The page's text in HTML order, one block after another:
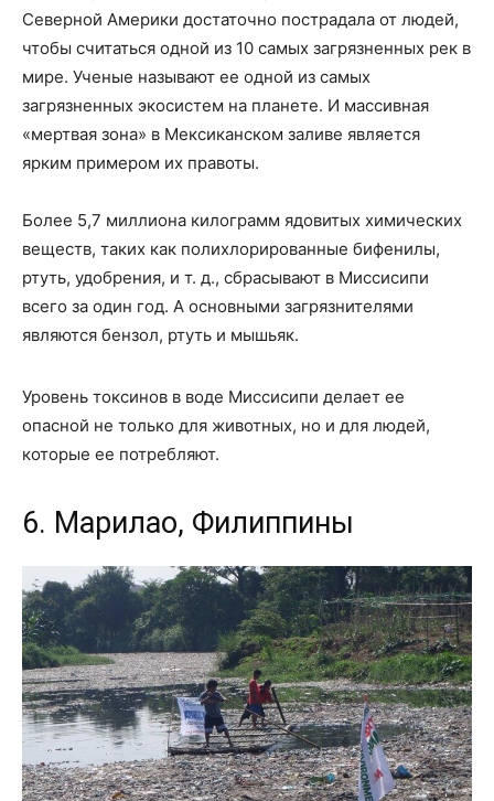
Северной Америки достаточно пострадала от людей,
чтобы считаться одной из 10 самых загрязненных рек в
мире. Ученые называют ее одной из самых
загрязненных экосистем на планете. И массивная
«мертвая зона» в Мексиканском заливе является
ярким примером их правоты.
Более 5,7 миллиона килограмм ядовитых химических
веществ, таких как полихлорированные бифенилы,
ртуть, удобрения, и т. д., сбрасывают в Миссисипи
всего за один год. А основными загрязнителями
являются бензол, ртуть и мышьяк.
Уровень токсинов в воде Миссисипи делает ее
опасной не только для животных, но и для людей,
которые ее потребляют.
6. Марилао, Филиппины